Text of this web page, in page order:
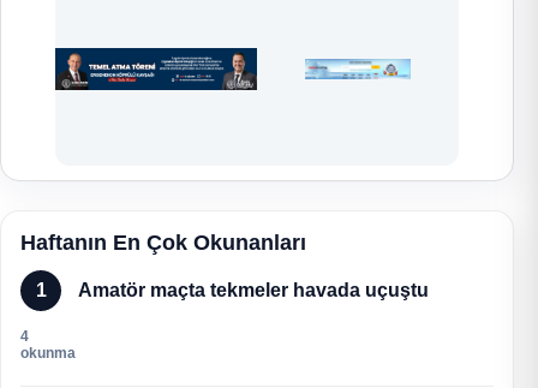
Haftanın En Çok Okunanları
1 Amatör maçta tekmeler havada uçuştu
4
okunma